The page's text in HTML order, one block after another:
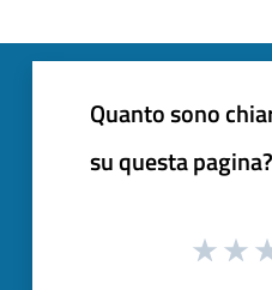
Quanto sono
su questa pagina?